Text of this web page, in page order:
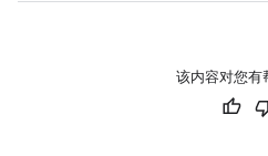
该内容对您有